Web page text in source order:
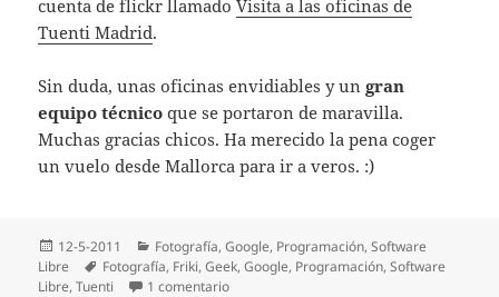
cuenta de flickr llamadoVisita a las oficinas de
Tuenti Madrid.
Sin duda, unas oficinas envidiables y ungran
equipo técnico que se portaron de maravilla.
Muchas gracias chicos. Ha merecido la pena coger
un vuelo desde Mallorca para ir a veros. :)
Publicado
el
12-5-2011 Categorías
Fotografí­a,Google, Programación,Software
Libre
Etiquetas
Fotografí­a, Friki,Geek,Google, Programación,Software
Libre,Tuenti 1 comentarioen Visita a las oficinas de Tuenti Madrid